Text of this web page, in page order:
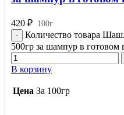
420 ₽ 100г
Количество товара
500гр за шампур в готовом
В корзину
Цена За 100гр